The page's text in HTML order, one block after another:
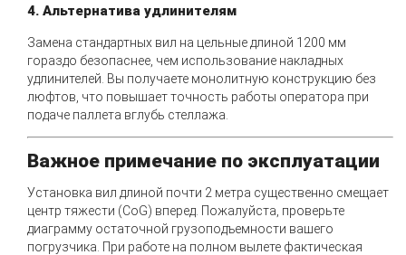
4. Альтернатива удлинителям
Замена стандартных вил на цельные длиной 1200 мм
гораздо безопаснее, чем использование накладных
удлинителей. Вы получаете монолитную конструкцию без
люфтов, что повышает точность работы оператора при
подаче паллета вглубь стеллажа.
Важное примечание по эксплуатации
Установка вил длиной почти 2 метра существенно смещает
центр тяжести (CoG) вперед. Пожалуйста, проверьте
диаграмму остаточной грузоподъемности вашего
погрузчика. При работе на полном вылете фактическая